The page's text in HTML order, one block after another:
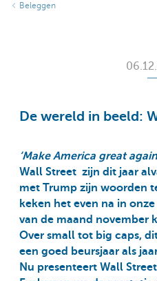
Beleggen
De wereld in beeld:
‘Make America great
Wall Street zijn dit jaar
met Trump zijn woorden
keken het even na in
van de maand november
Over small tot big caps,
een goed beursjaar als
Nu presenteert Wall